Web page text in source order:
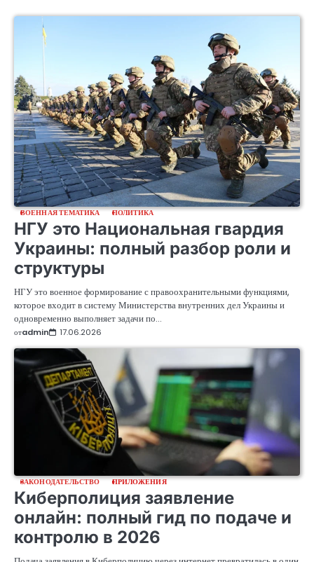
ВОЕННАЯ ТЕМАТИКА ПОЛИТИКА
НГУ это Национальная гвардия
Украины: полный разбор роли и
структуры
НГУ это военное формирование с правоохранительными функциями,
которое входит в систему Министерства внутренних дел Украины и
одновременно выполняет задачи по…
отadmin 17.06.2026
ЗАКОНОДАТЕЛЬСТВО ПРИЛОЖЕНИЯ
Киберполиция заявление
онлайн: полный гид по подаче и
контролю в 2026